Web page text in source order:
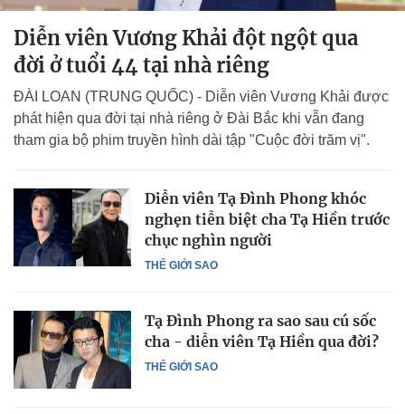
Diễn viên Vương Khải đột ngột qua
đời ở tuổi 44 tại nhà riêng
ĐÀI LOAN (TRUNG QUỐC) - Diễn viên Vương Khải được
phát hiện qua đời tại nhà riêng ở Đài Bắc khi vẫn đang
tham gia bộ phim truyền hình dài tập "Cuộc đời trăm vị".
THẾ GIỚI SAO
Diễn viên Tạ Đình Phong khóc
nghẹn tiễn biệt cha Tạ Hiền trước
chục nghìn người
THẾ GIỚI SAO
Tạ Đình Phong ra sao sau cú sốc
cha - diễn viên Tạ Hiền qua đời?